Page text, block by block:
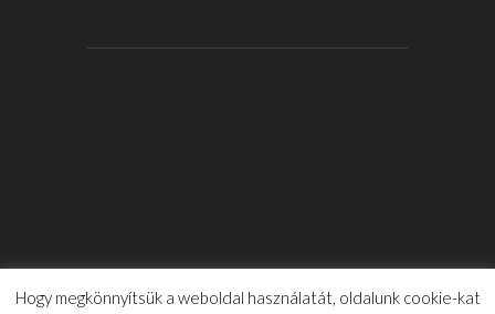
Hogy megkönnyítsük a weboldal használatát, oldalunk cookie-kat